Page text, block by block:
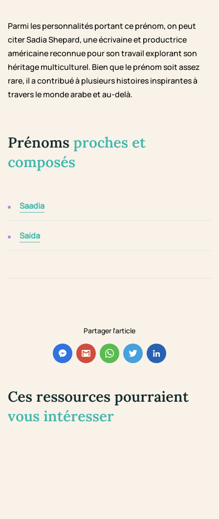
Partager l'article
Parmi les personnalités portant ce prénom, on peut
citer Sadia Shepard, une écrivaine et productrice
américaine reconnue pour son travail explorant son
héritage multiculturel. Bien que le prénom soit assez
rare, il a contribué à plusieurs histoires inspirantes à
travers le monde arabe et au-delà.
Prénoms proches et
composés
Saadia
Saida
Ces ressources pourraient
vous intéresser